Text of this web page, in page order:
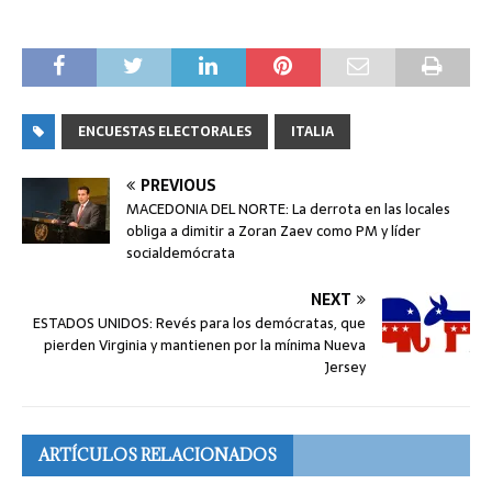
ENCUESTAS ELECTORALES ITALIA
PREVIOUS
MACEDONIA DEL NORTE: La derrota en las locales
obliga a dimitir a Zoran Zaev como PM y líder
socialdemócrata
NEXT
ESTADOS UNIDOS: Revés para los demócratas, que
pierden Virginia y mantienen por la mínima Nueva
Jersey
ARTÍCULOS RELACIONADOS